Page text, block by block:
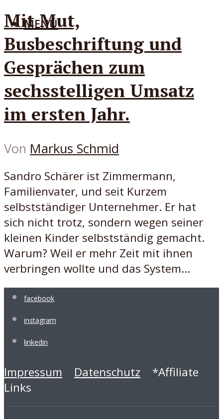
MENÜ
Mit Mut,
Busbeschriftung und
Gesprächen zum
sechsstelligen Umsatz
im ersten Jahr.
Von Markus Schmid
Sandro Schärer ist Zimmermann,
Familienvater, und seit Kurzem
selbstständiger Unternehmer. Er hat
sich nicht trotz, sondern wegen seiner
kleinen Kinder selbstständig gemacht.
Warum? Weil er mehr Zeit mit ihnen
verbringen wollte und das System...
facebook
instagram
linkedin
Impressum Datenschutz *Affiliate
Links